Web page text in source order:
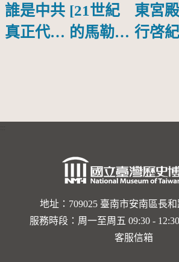
誰是中共
真正代言
[21世紀
的馬勒、
的依戀—
勒大地之
歌]【對
世界與生
命的依戀
東宮
行啓
地址：709025 臺南市安南區長
服務時段：周一至周五 09:30 -
客服信箱